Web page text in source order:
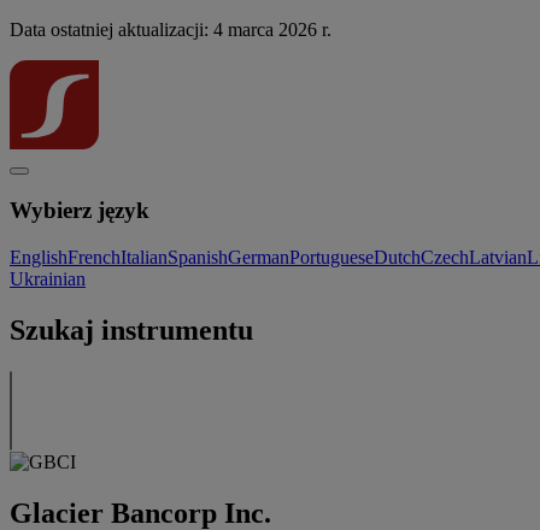
Data ostatniej aktualizacji: 4 marca 2026 r.
Wybierz język
EnglishFrenchItalianSpanishGermanPortugueseDutchCzechLatvian
Ukrainian
Szukaj instrumentu
Glacier Bancorp Inc.